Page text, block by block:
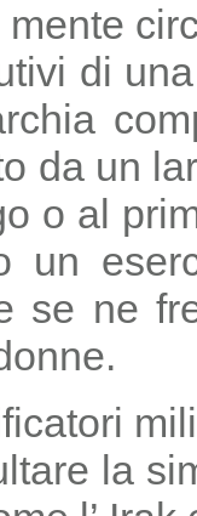
di
da un
o al
un
se ne
la